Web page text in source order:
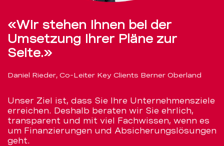
«Wir stehen Ihnen bei der
Umsetzung Ihrer Pläne zur
Seite.»
Daniel Rieder, Co-Leiter Key Clients Berner Oberland
Unser Ziel ist, dass Sie Ihre Unternehmensziele
erreichen. Deshalb beraten wir Sie ehrlich,
transparent und mit viel Fachwissen, wenn es
um Finanzierungen und Absicherungslösungen
geht.